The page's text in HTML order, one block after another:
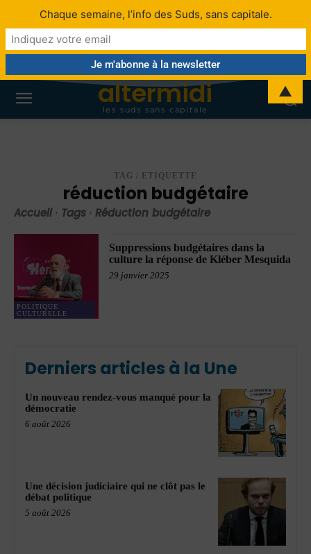
altermidi
les suds sans capitale
TAG / ETIQUETTE
réduction budgétaire
Accueil Tags Réduction budgétaire
POLITIQUE
CULTURELLE
Suppressions budgétaires dans la
culture la réponse de Kléber Mesquida
29 janvier 2025
Derniers articles à la Une
Un nouveau rendez-vous manqué pour la
démocratie
6 août 2026
Une décision judiciaire qui ne clôt pas le
débat politique
5 août 2026
Chaque semaine, l’info des Suds, sans capitale.
▲